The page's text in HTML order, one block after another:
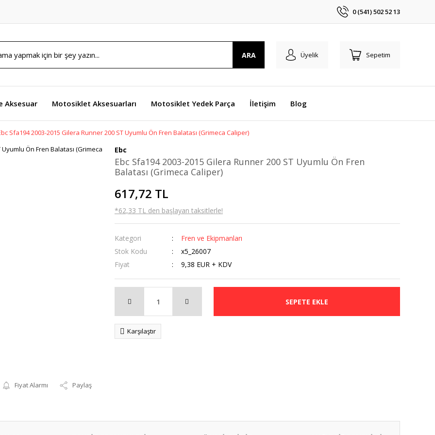
0 (541) 502 52 13
ARA Üyelik Sepetim
Aksesuar Motosiklet Aksesuarları Motosiklet Yedek Parça İletişim Blog
Sfa194 2003-2015 Gilera Runner 200 ST Uyumlu Ön Fren Balatası (Grimeca Caliper)
Fiyat Alarmı Paylaş
Ebc
Ebc Sfa194 2003-2015 Gilera Runner 200 ST Uyumlu Ön Fren
Balatası (Grimeca Caliper)
617,72 TL
*62,33 TL den başlayan taksitlerle!
Kategori
Fren ve Ekipmanları
Stok Kodu
x5_26007
Fiyat
9,38 EUR + KDV
SEPETE EKLE
Karşılaştır